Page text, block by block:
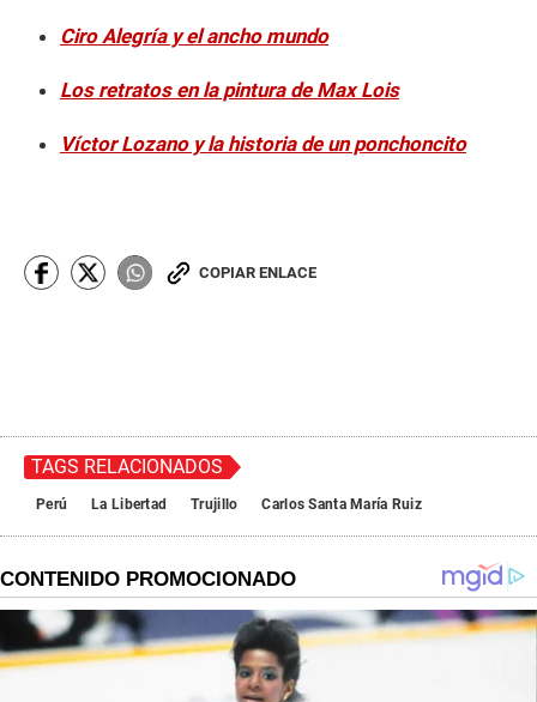
Ciro Alegría y el ancho mundo
Los retratos en la pintura de Max Lois
Víctor Lozano y la historia de un ponchoncito
COPIAR ENLACE
TAGS RELACIONADOS
Perú La Libertad Trujillo Carlos Santa María Ruiz